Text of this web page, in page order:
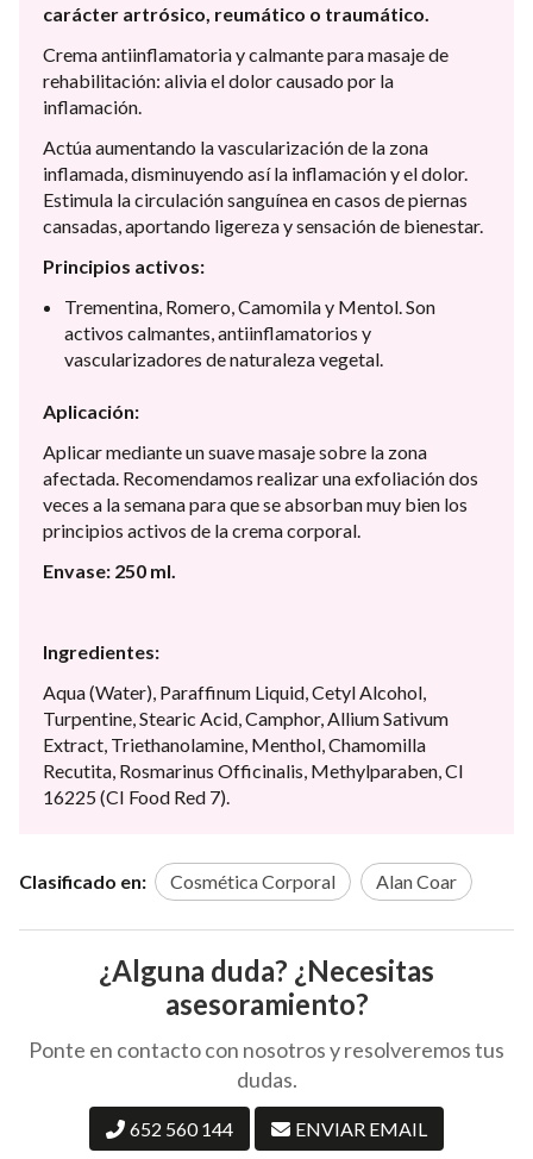
carácter artrósico, reumático o traumático.
Crema antiinflamatoria y calmante para masaje de
rehabilitación: alivia el dolor causado por la
inflamación.
Actúa aumentando la vascularización de la zona
inflamada, disminuyendo así la inflamación y el dolor.
Estimula la circulación sanguínea en casos de piernas
cansadas, aportando ligereza y sensación de bienestar.
Principios activos:
Trementina, Romero, Camomila y Mentol. Son
activos calmantes, antiinflamatorios y
vascularizadores de naturaleza vegetal.
Aplicación:
Aplicar mediante un suave masaje sobre la zona
afectada. Recomendamos realizar una exfoliación dos
veces a la semana para que se absorban muy bien los
principios activos de la crema corporal.
Envase: 250 ml.
Ingredientes:
Aqua (Water), Paraffinum Liquid, Cetyl Alcohol,
Turpentine, Stearic Acid, Camphor, Allium Sativum
Extract, Triethanolamine, Menthol, Chamomilla
Recutita, Rosmarinus Officinalis, Methylparaben, CI
16225 (CI Food Red 7).
Clasificado en: Cosmética Corporal Alan Coar
¿Alguna duda? ¿Necesitas
asesoramiento?
Ponte en contacto con nosotros y resolveremos tus
dudas.
652 560 144 ENVIAR EMAIL